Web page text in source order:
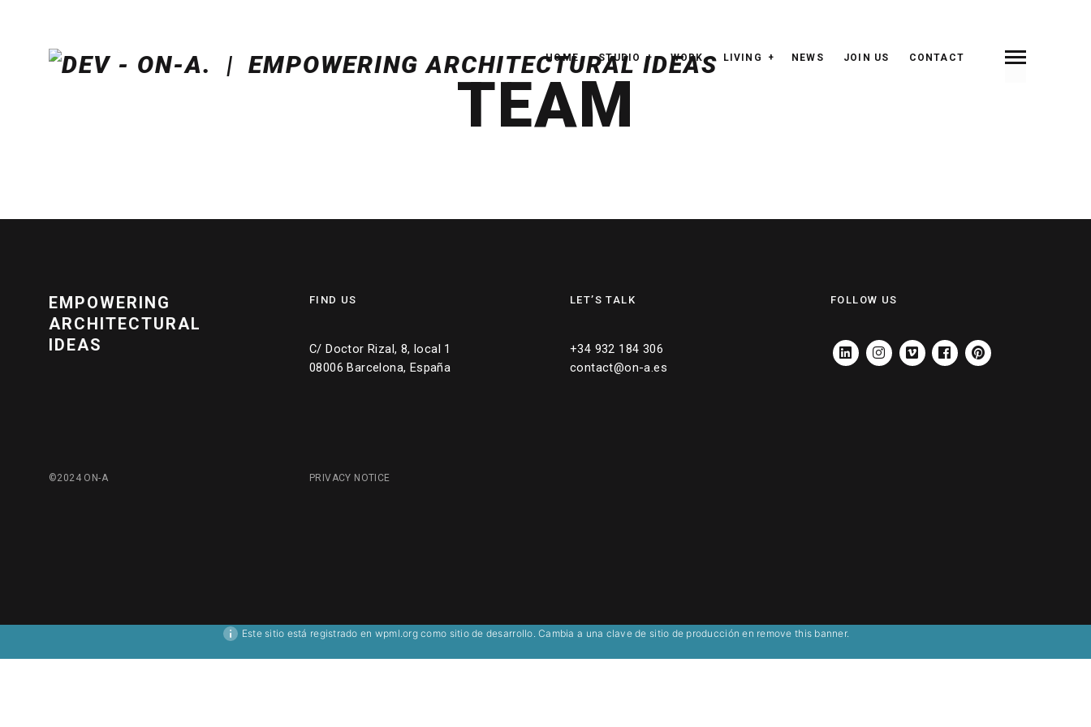
HOME STUDIO WORK LIVING NEWS JOIN US CONTACT
TEAM
EMPOWERING
ARCHITECTURAL
IDEAS
FIND US
C/ Doctor Rizal, 8, local 1
08006 Barcelona, España
LET’S TALK
+34 932 184 306
contact@on-a.es
FOLLOW US
LINKEDININSTAGRAM
VIMEO FACEBOOKPINTEREST
©2024 ON-A PRIVACY NOTICE
Este sitio está registrado en wpml.orgcomo sitio de desarrollo. Cambia a una clave de sitio de producción en remove this banner.